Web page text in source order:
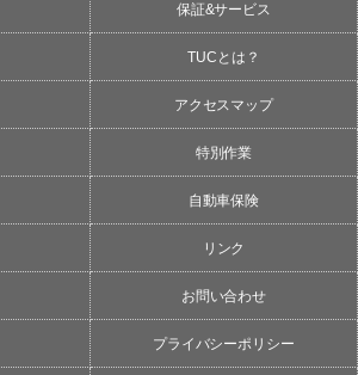
保証&サービス
TUCとは？
アクセスマップ
特別作業
自動車保険
リンク
お問い合わせ
プライバシーポリシー